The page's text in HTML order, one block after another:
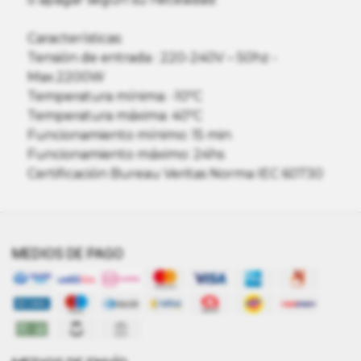
Características:
Tensión de entrada : 220-240V – 50hz -
Max.2200W
Temperatura mínima: -10ºC
Temperatura máxima: 40ºC
Funcionamiento mínimo: 15 min
Funcionamiento máximo: 24hs
Certificación Bureau Veritas Norma IEC 60730
MEDIOS DE PAGO